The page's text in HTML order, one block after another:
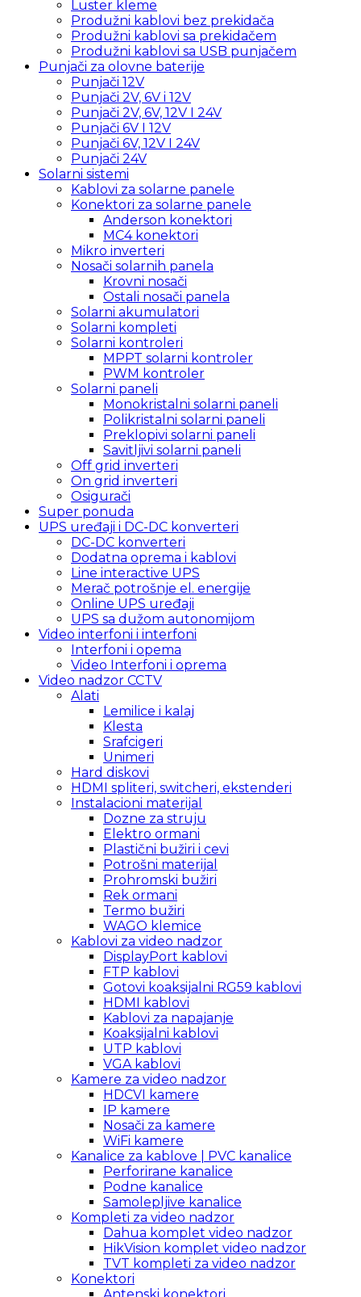
Luster kleme
Produžni kablovi bez prekidača
Produžni kablovi sa prekidačem
Produžni kablovi sa USB punjačem
Punjači za olovne baterije
Punjači 12V
Punjači 2V, 6V i 12V
Punjači 2V, 6V, 12V I 24V
Punjači 6V I 12V
Punjači 6V, 12V I 24V
Punjači 24V
Solarni sistemi
Kablovi za solarne panele
Konektori za solarne panele
Anderson konektori
MC4 konektori
Mikro inverteri
Nosači solarnih panela
Krovni nosači
Ostali nosači panela
Solarni akumulatori
Solarni kompleti
Solarni kontroleri
MPPT solarni kontroler
PWM kontroler
Solarni paneli
Monokristalni solarni paneli
Polikristalni solarni paneli
Preklopivi solarni paneli
Savitljivi solarni paneli
Off grid inverteri
On grid inverteri
Osigurači
Super ponuda
UPS uređaji i DC-DC konverteri
DC-DC konverteri
Dodatna oprema i kablovi
Line interactive UPS
Merač potrošnje el. energije
Online UPS uređaji
UPS sa dužom autonomijom
Video interfoni i interfoni
Interfoni i opema
Video Interfoni i oprema
Video nadzor CCTV
Alati
Lemilice i kalaj
Klesta
Srafcigeri
Unimeri
Hard diskovi
HDMI spliteri, switcheri, ekstenderi
Instalacioni materijal
Dozne za struju
Elektro ormani
Plastični bužiri i cevi
Potrošni materijal
Prohromski bužiri
Rek ormani
Termo bužiri
WAGO klemice
Kablovi za video nadzor
DisplayPort kablovi
FTP kablovi
Gotovi koaksijalni RG59 kablovi
HDMI kablovi
Kablovi za napajanje
Koaksijalni kablovi
UTP kablovi
VGA kablovi
Kamere za video nadzor
HDCVI kamere
IP kamere
Nosači za kamere
WiFi kamere
Kanalice za kablove | PVC kanalice
Perforirane kanalice
Podne kanalice
Samolepljive kanalice
Kompleti za video nadzor
Dahua komplet video nadzor
HikVision komplet video nadzor
TVT kompleti za video nadzor
Konektori